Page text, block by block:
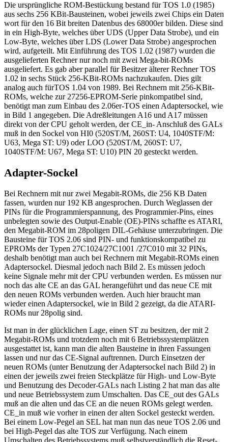
Die ursprüngliche ROM-Bestückung bestand für TOS 1.0 (1985)
aus sechs 256 KBit-Bausteinen, wobei jeweils zwei Chips ein Daten
wort für den 16 Bit breiten Datenbus des 68000er bilden. Diese sind
in ein High-Byte, welches über UDS (Upper Data Strobe), und ein
Low-Byte, welches über LDS (Lower Data Strobe) angesprochen
wird, aufgeteilt. Mit Einführung des TOS 1.02 (1987) wurden die
ausgelieferten Rechner nur noch mit zwei Mega-bit-ROMs
ausgeliefert. Es gab aber parallel für Besitzer älterer Rechner TOS
1.02 in sechs Stück 256-KBit-ROMs nachzukaufen. Dies gilt
analog auch fürTOS 1.04 von 1989. Bei Rechnern mit 256-KBit-
ROMs, welche zur 27256-EPROM-Serie pinkompatibel sind,
benötigt man zum Einbau des 2.06er-TOS einen Adaptersockel, wie
in Bild 1 angegeben. Die Adreßleitungen A16 und A17 müssen
direkt von der CPU geholt werden, der CE_in- Anschluß des GALs
muß in den Sockel von HI0 (520ST/M, 260ST: U4, 1040STF/M:
U63, Mega ST: U9) oder LOO (520ST/M, 260ST: U7,
1040STF/M: U67, Mega ST: U10) PIN 20 gesteckt werden.
Adapter-Sockel
Bei Rechnern mit nur zwei Megabit-ROMs, die 256 KB Daten
fassen, wurden nur 192 KB angesprochen. Durch Weglassen der
PINs für die Programmierspannung, des Programmier-Pins, eines
unbelegten sowie des Output-Enable (OE)-PINs schaffte es ATARI,
den Megabit-ROM im 28poligen DIL-Gehäuse unterzubringen. Die
Bausteine für TOS 2.06 sind PIN- und funktionskompatibel zu
EPROMs der Typen 27C1024/27C1001 /27C010 mit 32 PINs,
deshalb benötigt man auch bei Rechnern mit Megabit-ROMs einen
Adaptersockel. Diesmal jedoch nach Bild 2. Es müssen jedoch
keine Signale mehr mit der CPU verbunden werden. Es müssen nur
noch das alte CE an das GAL herangeführt und das neue CE mit
den neuen ROMs verbunden werden. Auch hier braucht man
wieder einen Adaptersockel, wie in Bild 2 gezeigt, da die ATARI-
ROMs nur 28polig sind.
Ist man in der glücklichen Lage, einen ST zu besitzen, der mit 2
Megabit-ROMs und trotzdem noch mit 6 Betriebssystemplätzen
ausgestattet ist, kann man die alten Bausteine in ihren Fassungen
lassen und nur das CE-Signal auftrennen. Durch Einsetzen der
neuen ROMs (unter Benutzung der Adaptersockel nach Bild 2) in
einen der jeweils zwei freien Steckplätze für High- und Low-Byte
und Benutzung des Decoder-GALs nach Listing 2 hat man das alte
und neue Betriebssystem zum Umschalten. Das CE_out des GALs
muß an die alten und das CE an die neuen ROMs gelegt werden.
CE_in muß wie vorher in einen der alten Sockel gesteckt werden.
Bei einem Low-Pegel an SEL hat man nun das neue TOS 2.06 und
bei High-Pegel das alte TOS zur Verfügung. Nach einem
Umschalten des Betriebssystems muß selbstverständlich die Reset-